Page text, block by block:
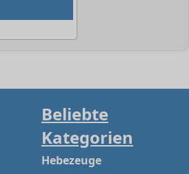
Beliebte
Kategorien
Hebezeuge